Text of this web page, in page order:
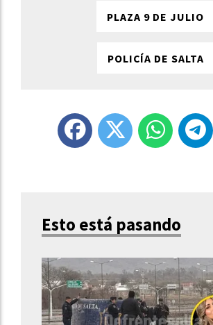
PLAZA 9 DE JULIO
POLICÍA DE SALTA
Esto está pasando